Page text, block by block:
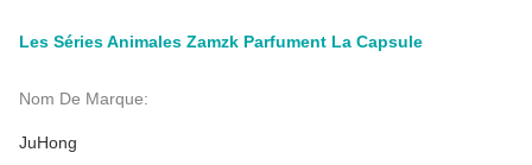
Les Séries Animales Zamzk Parfument La Capsule
Nom De Marque:
JuHong